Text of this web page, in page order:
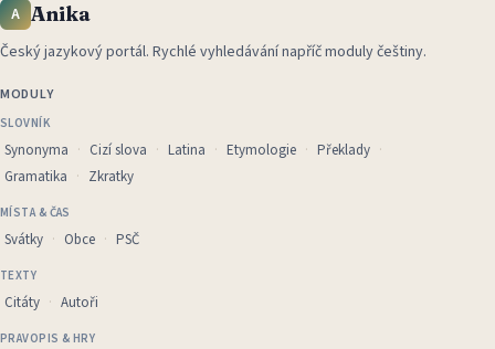
A Anika
Český jazykový portál. Rychlé vyhledávání napříč moduly češtiny.
MODULY
SLOVNÍK
Synonyma Cizí slova Latina Etymologie
Překlady
Gramatika
Zkratky
MÍSTA & ČAS
Svátky Obce PSČ
TEXTY
Citáty Autoři
PRAVOPIS & HRY